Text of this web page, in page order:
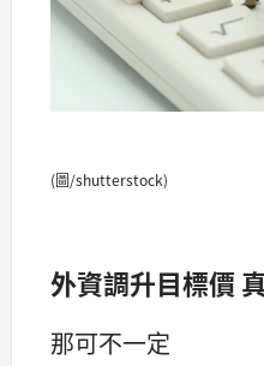
(圖/shutterstock)
外資調升目標價
那可不一定